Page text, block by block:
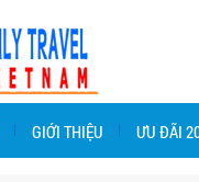
GIỚI THIỆU ƯU ĐÃI